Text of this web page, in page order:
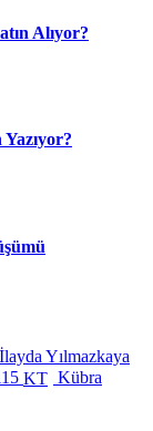
Alıyor?
İlayda Yılmazkaya
KT Kübra